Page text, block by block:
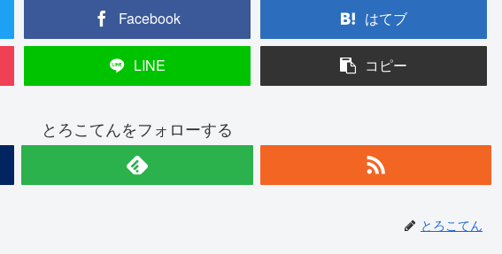
Facebook はてブ
LINE コピー
とろこてんをフォローする
とろこてん